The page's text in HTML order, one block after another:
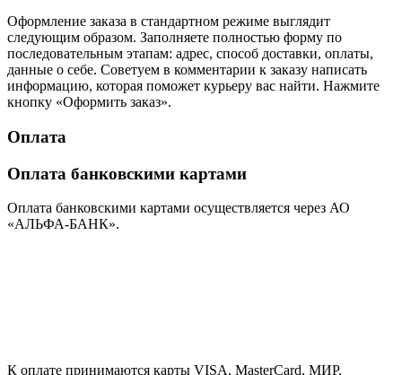
Оформление заказа в стандартном режиме выглядит
следующим образом. Заполняете полностью форму по
последовательным этапам: адрес, способ доставки, оплаты,
данные о себе. Советуем в комментарии к заказу написать
информацию, которая поможет курьеру вас найти. Нажмите
кнопку «Оформить заказ».
Оплата
Оплата банковскими картами
Оплата банковскими картами осуществляется через АО
«АЛЬФА-БАНК».
К оплате принимаются карты VISA, MasterCard, МИР.